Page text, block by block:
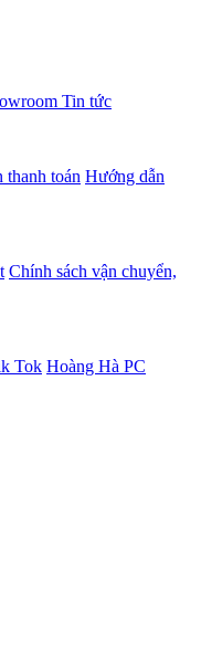
Tin tức
thanh toán Hướng dẫn
Chính sách vận chuyển,
Tok Hoàng Hà PC